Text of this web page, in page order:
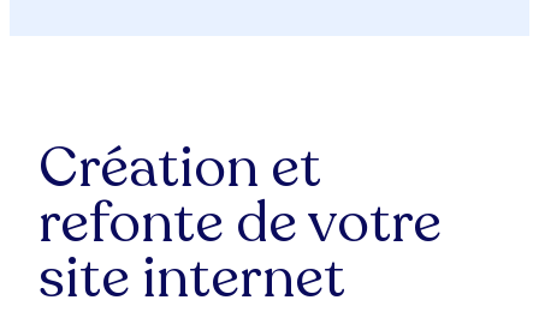
Création et
refonte de votre
site internet